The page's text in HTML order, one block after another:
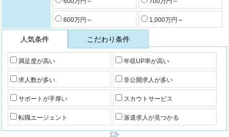
800万円～ 1,000万円～
人気条件 こだわり条件
満足度が高い 年収UP率が高い
求人数が多い 非公開求人が多い
サポートが手厚い スカウトサービス
転職エージェント 派遣求人が見つかる